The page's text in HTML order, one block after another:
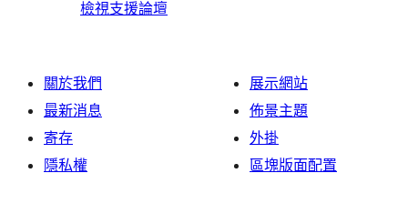
檢視支援論壇
關於我們
最新消息
寄存
隱私權
展示網站
佈景主題
外掛
區塊版面配置